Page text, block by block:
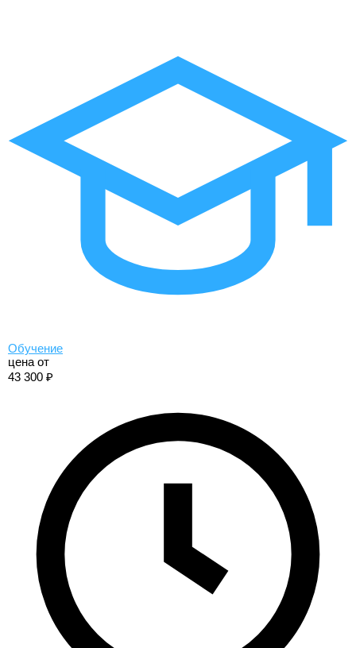
Обучение
цена от
43 300